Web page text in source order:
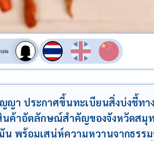
สลับเสียงอ่าน
า ประกาศขึ้นทะเบียนสิ่งบ่งชี้ทา
นค้าอัตลักษณ์สำคัญของจังหวัดสมุ
พร้อมเสน่ห์ความหวานจากธรร